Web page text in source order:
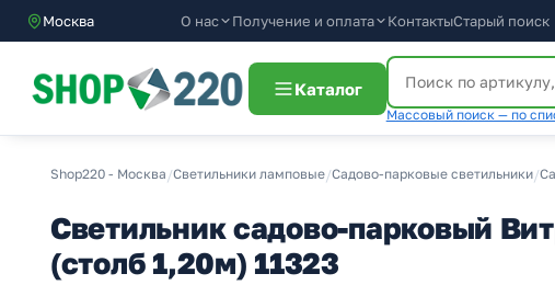
Москва О нас Получение и оплата КонтактыСтарый поиск
Каталог
Массовый поиск — по
Shop220 - Москва /Светильники ламповые/Садово-парковые светильники/
Светильник садово-парковый
(столб 1,20м) 11323